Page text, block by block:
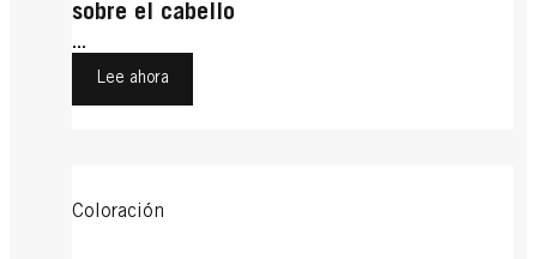
sobre el cabello
...
Lee ahora
Coloración